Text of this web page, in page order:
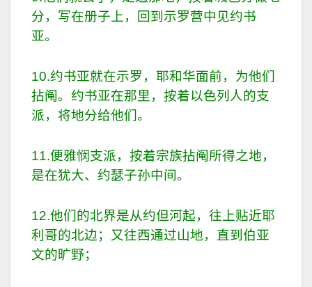
分，写在册子上，回到示罗营中见约书
亚。
10.约书亚就在示罗，耶和华面前，为他们
拈阄。约书亚在那里，按着以色列人的支
派，将地分给他们。
11.便雅悯支派，按着宗族拈阄所得之地，
是在犹大、约瑟子孙中间。
12.他们的北界是从约但河起，往上贴近耶
利哥的北边；又往西通过山地，直到伯亚
文的旷野；